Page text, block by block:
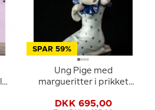
SPAR 59%
Ung Pige med
margueritter i prikket
Copenhagen figur nr.
DKK 695,00